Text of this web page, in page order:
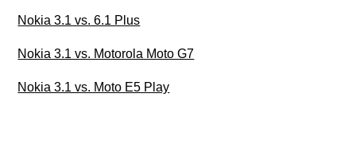
Nokia 3.1 vs. 6.1 Plus
Nokia 3.1 vs. Motorola Moto G7
Nokia 3.1 vs. Moto E5 Play